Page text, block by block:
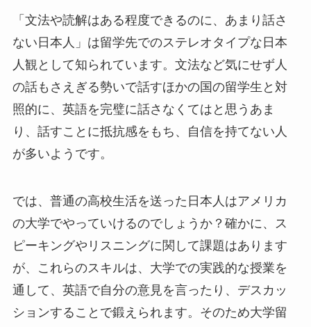
「文法や読解はある程度できるのに、あまり話さ
ない日本人」は留学先でのステレオタイプな日本
人観として知られています。文法など気にせず人
の話もさえぎる勢いで話すほかの国の留学生と対
照的に、英語を完璧に話さなくてはと思うあま
り、話すことに抵抗感をもち、自信を持てない人
が多いようです。
では、普通の高校生活を送った日本人はアメリカ
の大学でやっていけるのでしょうか？確かに、ス
ピーキングやリスニングに関して課題はあります
が、これらのスキルは、大学での実践的な授業を
通して、英語で自分の意見を言ったり、デスカッ
ションすることで鍛えられます。そのため大学留